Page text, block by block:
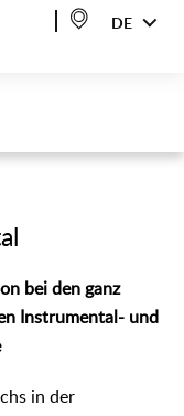
DE
bei den ganz
Instrumental- und
in der